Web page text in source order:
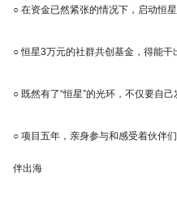
○ 在资金已然紧张的情况下，启动恒
○ 恒星3万元的社群共创基金，得能干
○ 既然有了“恒星”的光环，不仅要自
○ 项目五年，亲身参与和感受着伙伴
伴出海